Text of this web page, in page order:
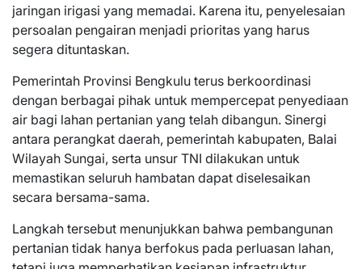
jaringan irigasi yang memadai. Karena itu, penyelesaian
persoalan pengairan menjadi prioritas yang harus
segera dituntaskan.
Pemerintah Provinsi Bengkulu terus berkoordinasi
dengan berbagai pihak untuk mempercepat penyediaan
air bagi lahan pertanian yang telah dibangun. Sinergi
antara perangkat daerah, pemerintah kabupaten, Balai
Wilayah Sungai, serta unsur TNI dilakukan untuk
memastikan seluruh hambatan dapat diselesaikan
secara bersama-sama.
Langkah tersebut menunjukkan bahwa pembangunan
pertanian tidak hanya berfokus pada perluasan lahan,